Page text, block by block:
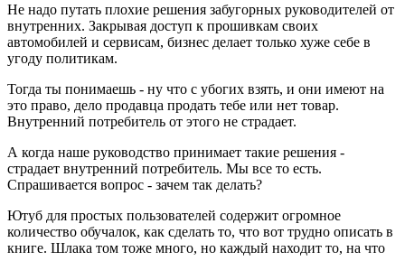
Не надо путать плохие решения забугорных руководителей от
внутренних. Закрывая доступ к прошивкам своих
автомобилей и сервисам, бизнес делает только хуже себе в
угоду политикам.
Тогда ты понимаешь - ну что с убогих взять, и они имеют на
это право, дело продавца продать тебе или нет товар.
Внутренний потребитель от этого не страдает.
А когда наше руководство принимает такие решения -
страдает внутренний потребитель. Мы все то есть.
Спрашивается вопрос - зачем так делать?
Ютуб для простых пользователей содержит огромное
количество обучалок, как сделать то, что вот трудно описать в
книге. Шлака том тоже много, но каждый находит то, на что